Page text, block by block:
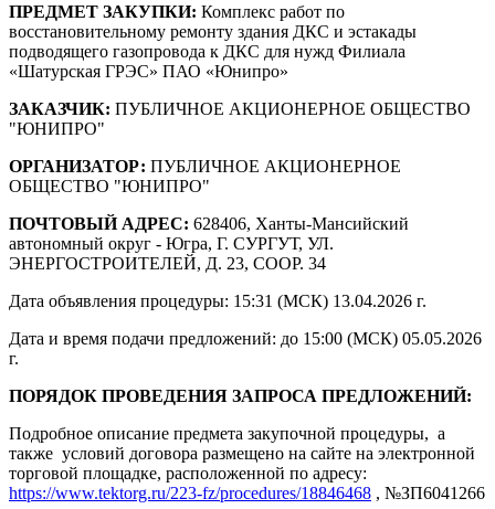
ПРЕДМЕТ ЗАКУПКИ: Комплекс работ по
восстановительному ремонту здания ДКС и эстакады
подводящего газопровода к ДКС для нужд Филиала
«Шатурская ГРЭС» ПАО «Юнипро»
ЗАКАЗЧИК: ПУБЛИЧНОЕ АКЦИОНЕРНОЕ ОБЩЕСТВО
"ЮНИПРО"
ОРГАНИЗАТОР: ПУБЛИЧНОЕ АКЦИОНЕРНОЕ
ОБЩЕСТВО "ЮНИПРО"
ПОЧТОВЫЙ АДРЕС: 628406, Ханты-Мансийский
автономный округ - Югра, Г. СУРГУТ, УЛ.
ЭНЕРГОСТРОИТЕЛЕЙ, Д. 23, СООР. 34
Дата объявления процедуры: 15:31 (МСК) 13.04.2026 г.
Дата и время подачи предложений: до 15:00 (МСК) 05.05.2026
г.
ПОРЯДОК ПРОВЕДЕНИЯ ЗАПРОСА ПРЕДЛОЖЕНИЙ:
Подробное описание предмета закупочной процедуры, а
также условий договора размещено на сайте на электронной
торговой площадке, расположенной по адресу:
https://www.tektorg.ru/223-fz/procedures/18846468 , №ЗП6041266